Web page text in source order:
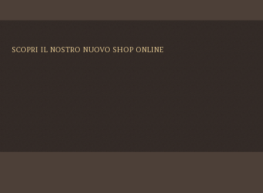
SCOPRI IL NOSTRO NUOVO SHOP ONLINE